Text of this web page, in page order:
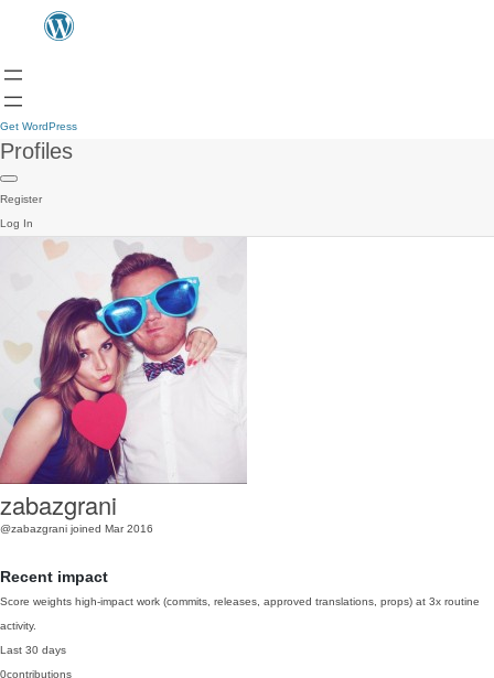
Get WordPress
Profiles
Register
Log In
zabazgrani
@zabazgrani joined Mar 2016
Recent impact
Score weights high-impact work (commits, releases, approved translations, props) at 3x routine
activity.
Last 30 days
0contributions